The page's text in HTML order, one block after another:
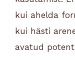
kui ahelda
kui hästi
avatud